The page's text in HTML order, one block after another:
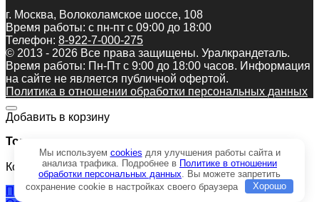
г. Москва, Волоколамское шоссе, 108
Время работы: с пн-пт с 09:00 до 18:00
Телефон: 8-922-7-000-275
© 2013 - 2026 Все права защищены. Уралкрандеталь.
Время работы: Пн-Пт c 9:00 до 18:00 часов. Информация
на сайте не является публичной офертой.
Политика в отношении обработки персональных данных
Добавить в корзину
Товар:
Кожух КС-35714.53.100
Продолжить покупки
Мы используем cookies для улучшения работы сайта и
анализа трафика. Подробнее в Политике в отношении
обработки персональных данных . Вы можете запретить
сохранение cookie в настройках своего браузера
Хорошо